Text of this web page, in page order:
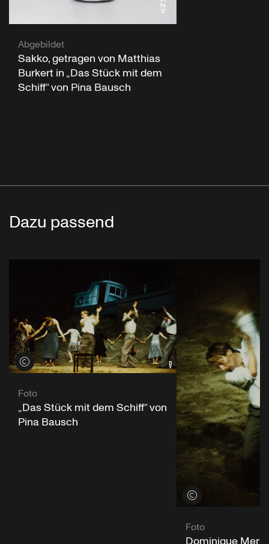
Abgebildet
Sakko, getragen von Matthias
Burkert in „Das Stück mit dem
Schiff“ von Pina Bausch
Dazu passend
Credits öffnen
Foto
„Das Stück mit dem Schiff“ von
Pina Bausch
Credits öffnen
Foto